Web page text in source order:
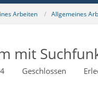
Arbeiten Allgemeines
mit
Geschlossen